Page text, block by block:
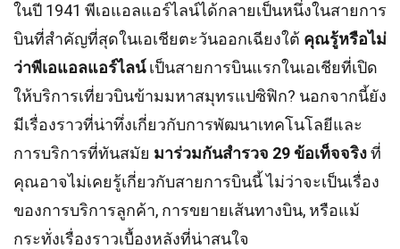
ในปี 1941 พีเอแอลแอร์ไลน์ได้กลายเป็นหนึ่งในสายการ
บินที่สำคัญที่สุดในเอเชียตะวันออกเฉียงใต้ คุณรู้หรือไม่
ว่าพีเอแอลแอร์ไลน์เป็นสายการบินแรกในเอเชียที่เปิด
ให้บริการเที่ยวบินข้ามมหาสมุทรแปซิฟิก? นอกจากนี้ยัง
มีเรื่องราวที่น่าทึ่งเกี่ยวกับการพัฒนาเทคโนโลยีและ
การบริการที่ทันสมัย มาร่วมกันสำรวจ 29 ข้อเท็จจริงที่
คุณอาจไม่เคยรู้เกี่ยวกับสายการบินนี้ ไม่ว่าจะเป็นเรื่อง
ของการบริการลูกค้า, การขยายเส้นทางบิน, หรือแม้
กระทั่งเรื่องราวเบื้องหลังที่น่าสนใจ